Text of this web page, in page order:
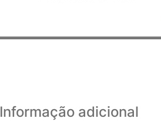
Informação adicional